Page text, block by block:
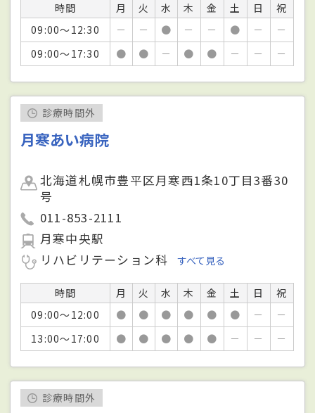
時間 月 火 水 木 金 土 日
祝
09:00～12:30
－ － ● － － ● －
－
09:00～17:30
● ● － ● ● － － －
診療時間外
月寒あい病院
北海道札幌市豊平区月寒西1条10丁目3番30
号
011-853-2111
月寒中央駅
リハビリテーション科
すべて見る
時間 月 火 水 木 金 土 日
祝
09:00～12:00
● ● ● ● ● ● －
－
13:00～17:00
● ● ● ● ● － － －
診療時間外